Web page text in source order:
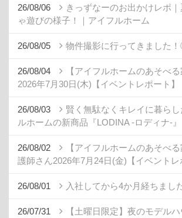
26/08/06
きっずなーのお出かけレポ
ゃ遊びの様子！｜アイフルホーム
26/08/05 物件撮影に行ってきました
26/08/04
【アイフルホームのあそべ
2026年7月30日(木)【イベントレポート】
26/08/03
賢く無駄なくキレイに暮ら
ルホームの新商品『LODINA -ロディナ-』
26/08/02
【アイフルホームのあそべ
護師さん2026年7月24日(金)【イベントレ
26/08/01 入社してから4か月経ちまし
26/07/31
【土曜日限定】夜のモデル